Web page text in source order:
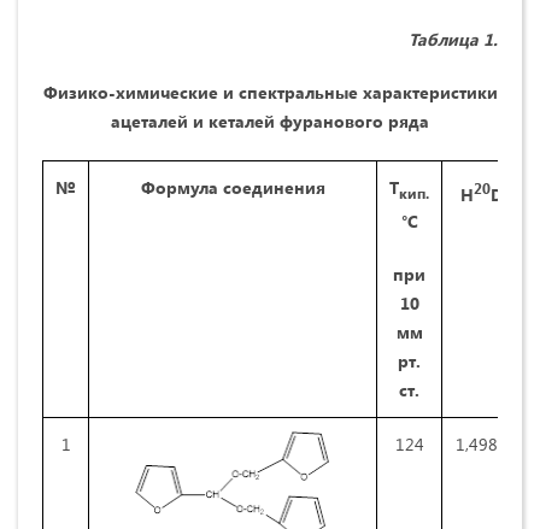
Таблица 1.
Физико-химические и спектральные характеристики
ацеталей и кеталей фуранового ряда
№ Формула соединения Ткип.
°С
при
10
мм
рт.
ст.
H20D
1 124 1,4980